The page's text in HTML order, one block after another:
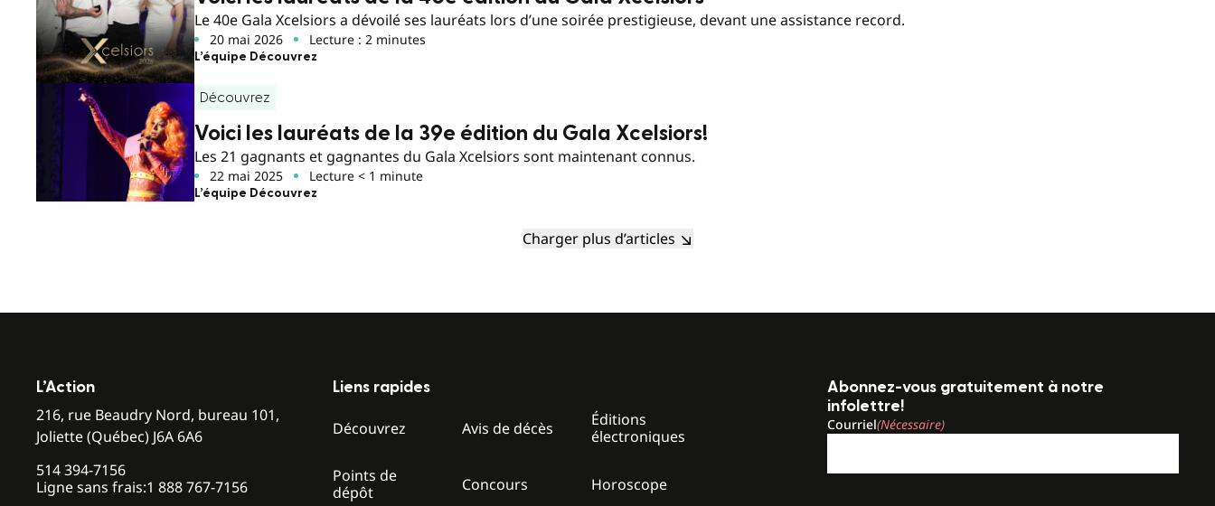
Le 40e Gala Xcelsiors a dévoilé ses lauréats lors d’une soirée prestigieuse, devant une assistance record.
20 mai 2026 Lecture : 2 minutes
L’équipe Découvrez
Découvrez
Voici les lauréats de la 39e édition du Gala Xcelsiors!
Les 21 gagnants et gagnantes du Gala Xcelsiors sont maintenant connus.
22 mai 2025 Lecture < 1 minute
L’équipe Découvrez
Charger plus d’articles
L’Action
216, rue Beaudry Nord, bureau 101,
Joliette (Québec) J6A 6A6
514 394-7156
Ligne sans frais:1 888 767-7156
Liens rapides
Découvrez Avis de décès
Éditions
électroniques
Points de
dépôt
Concours Horoscope
Abonnez-vous gratuitement à notre
infolettre!
Courriel(Nécessaire)